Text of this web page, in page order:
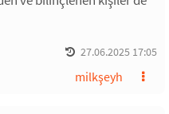
27.06.2025 17:05
milkşeyh